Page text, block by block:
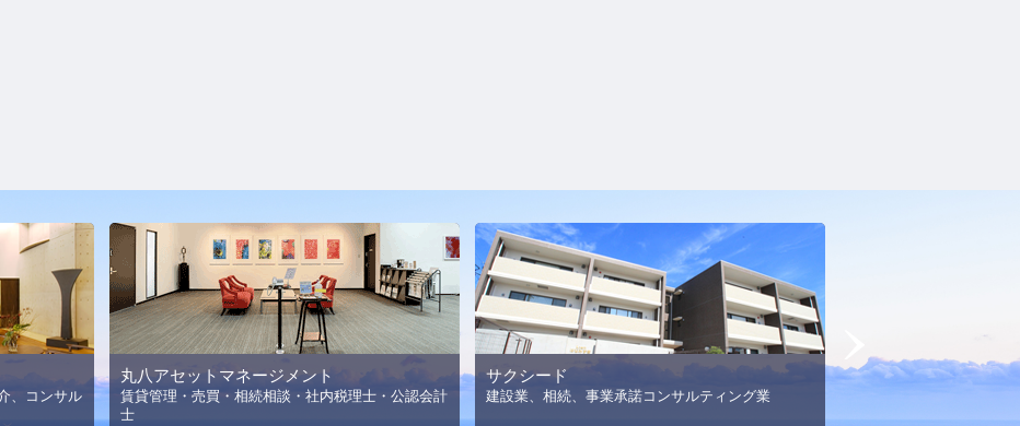
、コンサル
丸八アセットマネージメント
賃貸管理・売買・相続相談・社内税理士・公認会計
士
サクシード
建設業、相続、事業承諾コンサルティング業
MSエネルギー
Next